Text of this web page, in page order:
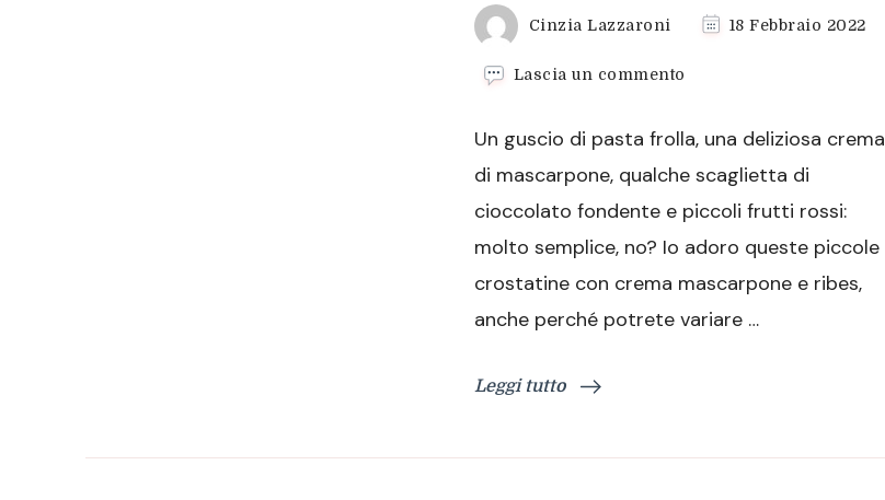
Cinzia Lazzaroni 18 Febbraio 2022
Lascia un commento
crema
mascarpone
e
Un guscio di pasta frolla, una deliziosa crema
di mascarpone, qualche scaglietta di
cioccolato fondente e piccoli frutti rossi:
molto semplice, no? Io adoro queste piccole
crostatine con crema mascarpone e ribes,
anche perché potrete variare …
Leggi tutto